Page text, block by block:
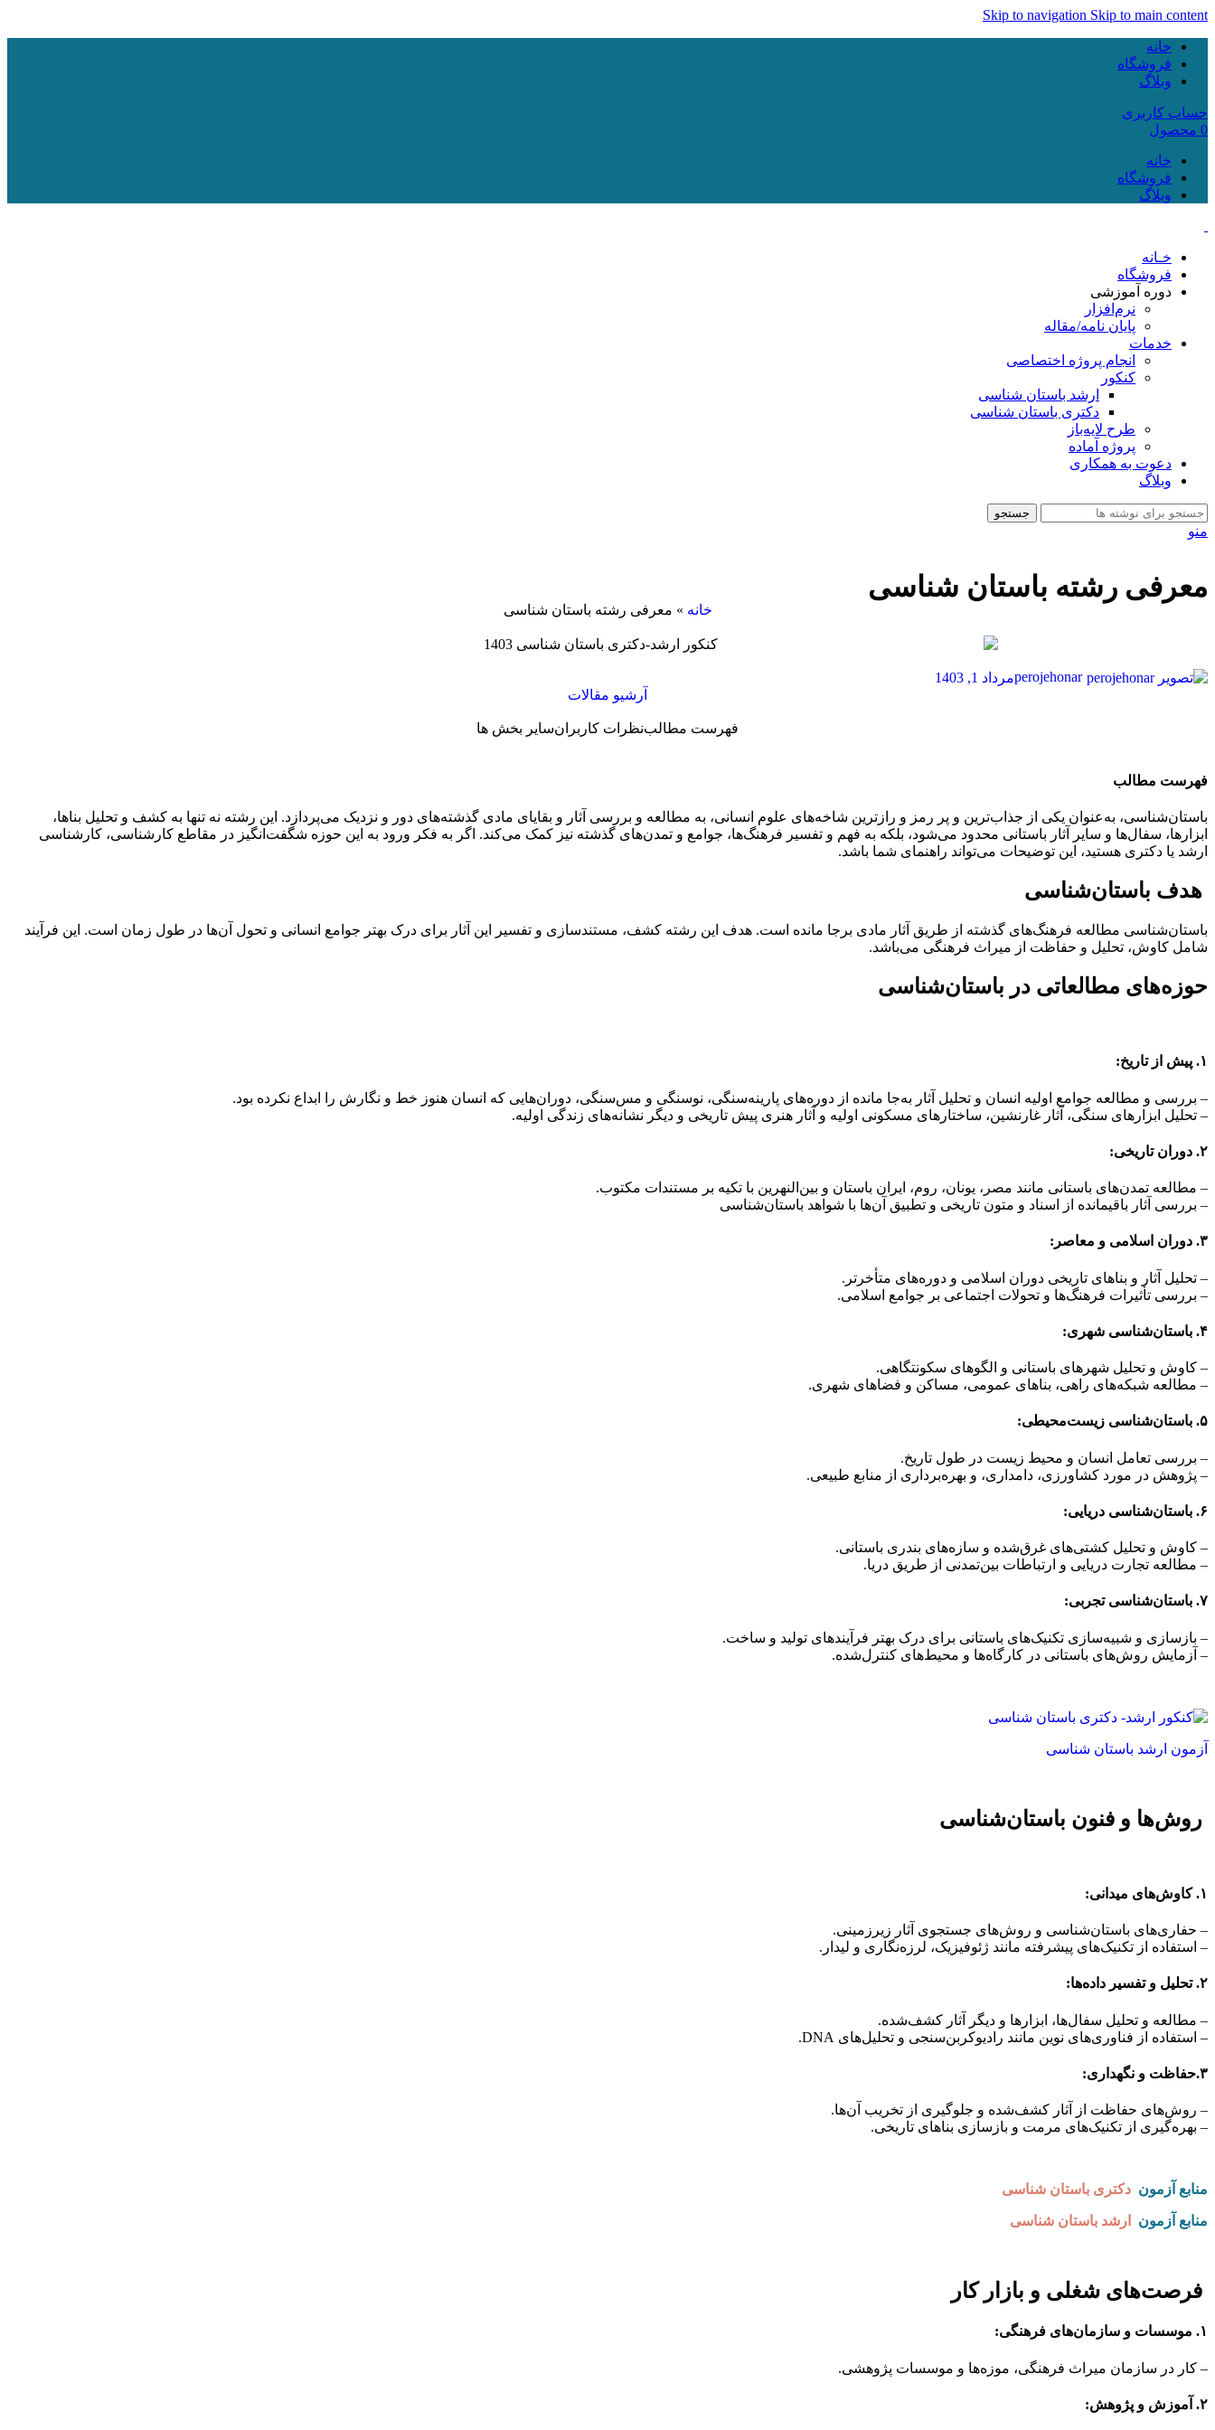
Skip to navigation Skip to main content
خانه
فروشگاه
وبلاگ
حساب کاربری
0 محصول
خانه
فروشگاه
وبلاگ
خـانه
فروشگاه
دوره آموزشی
نرم‌افزار
پایان نامه/مقاله
خدمات
انجام پروژه اختصاصی
کنکور
ارشد باستان شناسی
دکتری باستان شناسی
طرح لایه‌باز
پروژه آماده
دعوت به همکاری
وبلاگ
جستجو
منو
معرفی رشته باستان شناسی
خانه » معرفی رشته باستان شناسی
perojehonarمرداد 1, 1403
آرشیو مقالات
فهرست مطالبنظرات کاربرانسایر بخش ها
فهرست مطالب
باستان‌شناسی، به‌عنوان یکی از جذاب‌ترین و پر رمز و رازترین شاخه‌های علوم انسانی، به مطالعه و بررسی آثار و بقایای مادی گذشته‌های دور و نزدیک می‌پردازد. این رشته نه تنها به کشف و تحلیل بناها،
ابزارها، سفال‌ها و سایر آثار باستانی محدود می‌شود، بلکه به فهم و تفسیر فرهنگ‌ها، جوامع و تمدن‌های گذشته نیز کمک می‌کند. اگر به فکر ورود به این حوزه شگفت‌انگیز در مقاطع کارشناسی، کارشناسی
ارشد یا دکتری هستید، این توضیحات می‌تواند راهنمای شما باشد.
هدف باستان‌شناسی
باستان‌شناسی مطالعه فرهنگ‌های گذشته از طریق آثار مادی برجا مانده است. هدف این رشته کشف، مستند‌سازی و تفسیر این آثار برای درک بهتر جوامع انسانی و تحول آن‌ها در طول زمان است. این فرآیند
شامل کاوش، تحلیل و حفاظت از میراث فرهنگی می‌باشد.
حوزه‌های مطالعاتی در باستان‌شناسی
۱. پیش از تاریخ:
– بررسی و مطالعه جوامع اولیه انسان و تحلیل آثار به‌جا مانده از دوره‌های پارینه‌سنگی، نوسنگی و مس‌سنگی، دوران‌هایی که انسان هنوز خط و نگارش را ابداع نکرده بود.
– تحلیل ابزارهای سنگی، آثار غارنشین، ساختارهای مسکونی اولیه و آثار هنری پیش تاریخی و دیگر نشانه‌های زندگی اولیه.
۲. دوران تاریخی:
– مطالعه تمدن‌های باستانی مانند مصر، یونان، روم، ایران باستان و بین‌النهرین با تکیه بر مستندات مکتوب.
– بررسی آثار باقیمانده از اسناد و متون تاریخی و تطبیق آن‌ها با شواهد باستان‌شناسی
۳. دوران اسلامی و معاصر:
– تحلیل آثار و بناهای تاریخی دوران اسلامی و دوره‌های متأخرتر.
– بررسی تأثیرات فرهنگ‌ها و تحولات اجتماعی بر جوامع اسلامی.
۴. باستان‌شناسی شهری:
– کاوش و تحلیل شهرهای باستانی و الگوهای سکونتگاهی.
– مطالعه شبکه‌های راهی، بناهای عمومی، مساکن و فضاهای شهری.
۵. باستان‌شناسی زیست‌محیطی:
– بررسی تعامل انسان و محیط‌ زیست در طول تاریخ.
– پژوهش در مورد کشاورزی، دامداری، و بهره‌برداری از منابع طبیعی.
۶. باستان‌شناسی دریایی:
– کاوش و تحلیل کشتی‌های غرق‌شده و سازه‌های بندری باستانی.
– مطالعه تجارت دریایی و ارتباطات بین‌تمدنی از طریق دریا.
۷. باستان‌شناسی تجربی:
– بازسازی و شبیه‌سازی تکنیک‌های باستانی برای درک بهتر فرآیندهای تولید و ساخت.
– آزمایش روش‌های باستانی در کارگاه‌ها و محیط‌های کنترل‌شده.
آزمون ارشد باستان شناسی
روش‌ها و فنون باستان‌شناسی
۱. کاوش‌های میدانی:
– حفاری‌های باستان‌شناسی و روش‌های جستجوی آثار زیرزمینی.
– استفاده از تکنیک‌های پیشرفته مانند ژئوفیزیک، لرزه‌نگاری و لیدار.
۲. تحلیل و تفسیر داده‌ها:
– مطالعه و تحلیل سفال‌ها، ابزارها و دیگر آثار کشف‌شده.
– استفاده از فناوری‌های نوین مانند رادیوکربن‌سنجی و تحلیل‌های DNA.
۳.حفاظت و نگهداری:
– روش‌های حفاظت از آثار کشف‌شده و جلوگیری از تخریب آن‌ها.
– بهره‌گیری از تکنیک‌های مرمت و بازسازی بناهای تاریخی.
منابع آزمون دکتری باستان شناسی
منابع آزمون ارشد باستان شناسی
فرصت‌های شغلی و بازار کار
۱. موسسات و سازمان‌های فرهنگی:
– کار در سازمان میراث فرهنگی، موزه‌ها و موسسات پژوهشی.
۲. آموزش و پژوهش: